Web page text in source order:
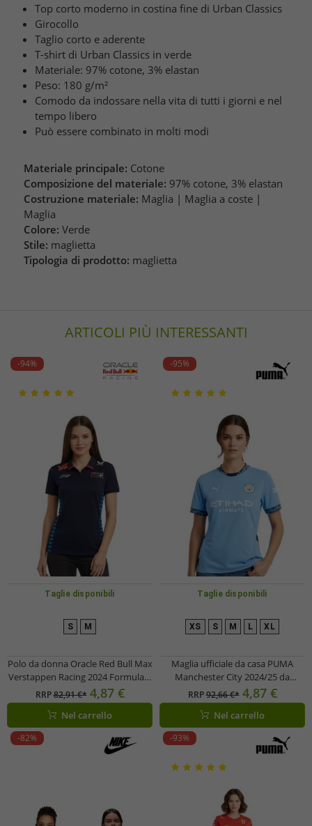
Top corto moderno in costina fine di Urban Classics
Girocollo
Taglio corto e aderente
T-shirt di Urban Classics in verde
Materiale: 97% cotone, 3% elastan
Peso: 180 g/m²
Comodo da indossare nella vita di tutti i giorni e nel
tempo libero
Può essere combinato in molti modi
Materiale principale: Cotone
Composizione del materiale: 97% cotone, 3% elastan
Costruzione materiale: Maglia | Maglia a coste |
Maglia
Colore: Verde
Stile: maglietta
Tipologia di prodotto: maglietta
ARTICOLI PIÙ INTERESSANTI
-94%
Taglie disponibili
S M
Polo da donna Oracle Red Bull Max
Verstappen Racing 2024 Formula 1
F1 Team con loghi degli sponsor -
Codice articolo: 701231017 001 Blu
navy
RRP82,91 €* 4,87 €
Nel carrello
-95%
Taglie disponibili
XS S M L XL
Maglia ufficiale da casa PUMA
Manchester City 2024/25 da
donna, maglia da calcio sostenibile
Premier League 701230878 001
Azzurro/Bianco
RRP92,66 €* 4,87 €
Nel carrello
-82% -93%